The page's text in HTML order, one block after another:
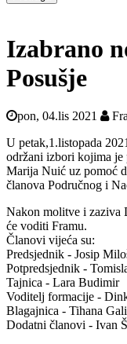
Izabrano
Posušje
pon, 04.lis 2021
U petak,1.listopada
održani izbori kojima je
Marija Nuić uz pomoć
članova Područnog i
Nakon molitve i zaziva
će voditi Framu.
Članovi vijeća su:
Predsjednik - Josip
Potpredsjednik -
Tajnica - Lara Budimir
Voditelj formacije -
Blagajnica - Tihana
Dodatni članovi - Ivan